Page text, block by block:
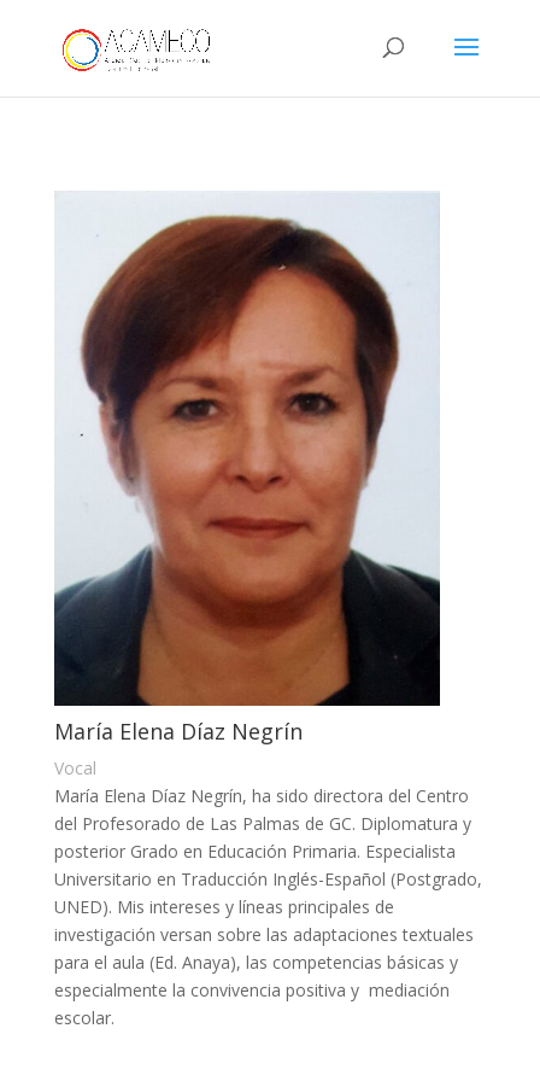
María Elena Díaz Negrín
Vocal
María Elena Díaz Negrín, ha sido directora del Centro
del Profesorado de Las Palmas de GC. Diplomatura y
posterior Grado en Educación Primaria. Especialista
Universitario en Traducción Inglés-Español (Postgrado,
UNED). Mis intereses y líneas principales de
investigación versan sobre las adaptaciones textuales
para el aula (Ed. Anaya), las competencias básicas y
especialmente la convivencia positiva y mediación
escolar.